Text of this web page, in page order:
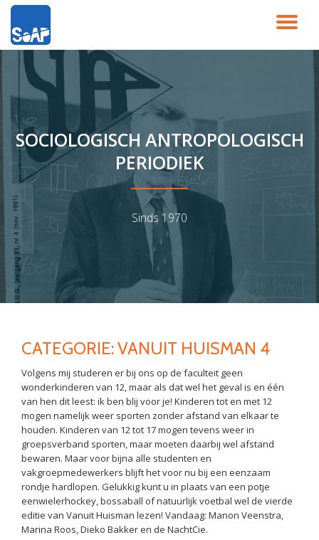
direct
SOCIOLOGISCH ANTROPOLOGISCH
PERIODIEK
Sinds 1970
CATEGORIE: VANUIT HUISMAN 4
Volgens mij studeren er bij ons op de faculteit geen
wonderkinderen van 12, maar als dat wel het geval is en één
van hen dit leest: ik ben blij voor je! Kinderen tot en met 12
mogen namelijk weer sporten zonder afstand van elkaar te
houden. Kinderen van 12 tot 17 mogen tevens weer in
groepsverband sporten, maar moeten daarbij wel afstand
bewaren. Maar voor bijna alle studenten en
vakgroepmedewerkers blijft het voor nu bij een eenzaam
rondje hardlopen. Gelukkig kunt u in plaats van een potje
eenwielerhockey, bossaball of natuurlijk voetbal wel de vierde
editie van Vanuit Huisman lezen! Vandaag: Manon Veenstra,
Marina Roos, Dieko Bakker en de NachtCie.